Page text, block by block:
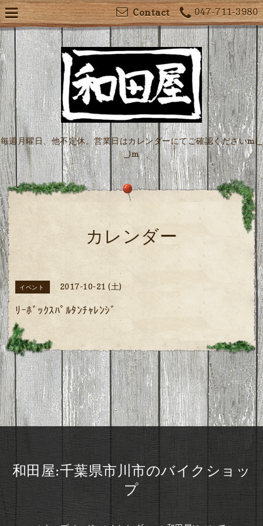
047-711-3980
Contact
毎週月曜日、他不定休。営業日はカレンダーにてご確認くださいm(_
_)m
カレンダー
イベント 2017-10-21 (土)
ﾘｰﾎﾞｯｸｽﾊﾟﾙﾀﾝﾁｬﾚﾝｼﾞ
和田屋:千葉県市川市のバイクショッ
プ